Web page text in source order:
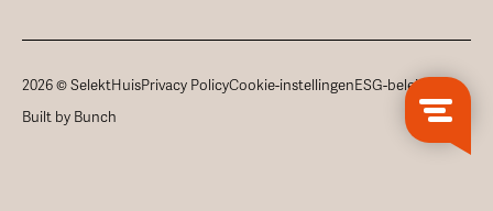
2026 © SelektHuisPrivacy PolicyCookie-instellingenESG-beleid
Built by Bunch